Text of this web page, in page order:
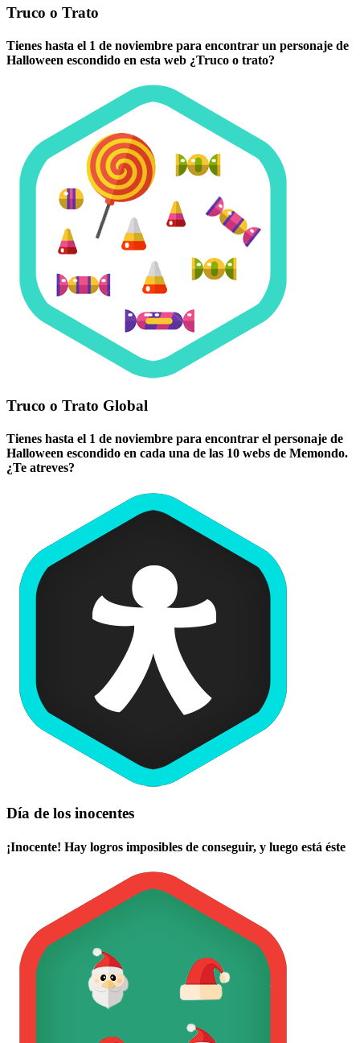
Truco o Trato
Tienes hasta el 1 de noviembre para encontrar un personaje de
Halloween escondido en esta web ¿Truco o trato?
Truco o Trato Global
Tienes hasta el 1 de noviembre para encontrar el personaje de
Halloween escondido en cada una de las 10 webs de Memondo.
¿Te atreves?
Día de los inocentes
¡Inocente! Hay logros imposibles de conseguir, y luego está éste